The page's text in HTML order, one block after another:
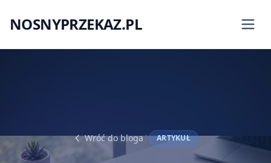
NOSNYPRZEKAZ.PL
Wróć do bloga| ARTYKUŁ